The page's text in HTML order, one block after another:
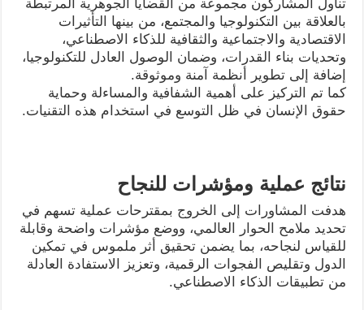
تناول المشاركون مجموعة من القضايا الجوهرية المرتبطة
بالعلاقة بين التكنولوجيا والمجتمع، من بينها التأثيرات
الاقتصادية والاجتماعية والثقافية للذكاء الاصطناعي،
وتحديات بناء القدرات، وضمان الوصول العادل للتكنولوجيا،
إضافة إلى تطوير أنظمة آمنة وموثوقة.
كما تم التركيز على أهمية الشفافية والمساءلة وحماية
حقوق الإنسان في ظل التوسع في استخدام هذه التقنيات.
نتائج عملية ومؤشرات للنجاح
هدفت المشاورات إلى الخروج بمقترحات عملية تسهم في
تحديد ملامح الحوار العالمي، ووضع مؤشرات واضحة وقابلة
للقياس لنجاحه، بما يضمن تحقيق أثر ملموس في تمكين
الدول وتقليص الفجوات الرقمية، وتعزيز الاستفادة العادلة
من تطبيقات الذكاء الاصطناعي.